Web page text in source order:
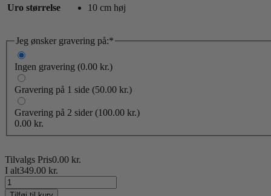
Uro størrelse 10 cm høj
Jeg ønsker gravering på:*(required)
Ingen gravering (0.00 kr.)
Gravering på 1 side (50.00 kr.)
Gravering på 2 sider (100.00 kr.)
0.00 kr.
Tilvalgs Pris0.00 kr.
I alt349.00 kr.
Bichon
Havanese